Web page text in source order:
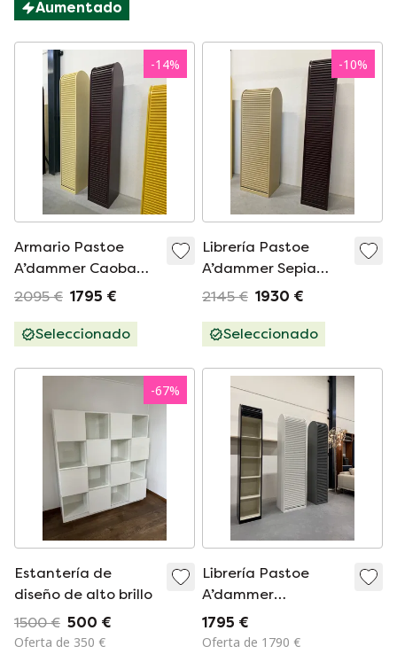
Aumentado
-14%
Armario Pastoe
A’dammer Caoba
205x37x37
2095 € 1795 €
Seleccionado
-10%
Librería Pastoe
A’dammer Sepia
170x55x33
2145 € 1930 €
Seleccionado
-67%
Estantería de
diseño de alto brillo
1500 € 500 €
Oferta de 350 €
Librería Pastoe
A’dammer
Pergamino Negro
205x37x37
1795 €
Oferta de 1790 €